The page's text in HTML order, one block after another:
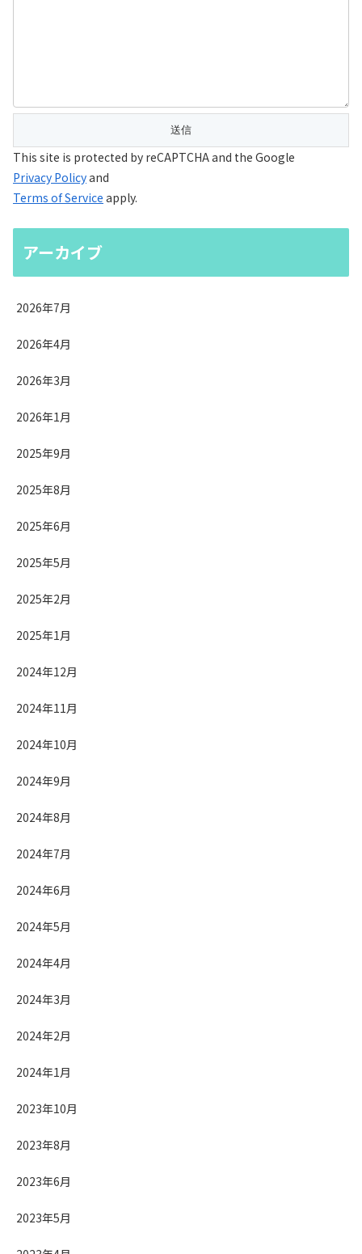
This site is protected by reCAPTCHA and the Google
Privacy Policyand
Terms of Service apply.
アーカイブ
2026年7月
2026年4月
2026年3月
2026年1月
2025年9月
2025年8月
2025年6月
2025年5月
2025年2月
2025年1月
2024年12月
2024年11月
2024年10月
2024年9月
2024年8月
2024年7月
2024年6月
2024年5月
2024年4月
2024年3月
2024年2月
2024年1月
2023年10月
2023年8月
2023年6月
2023年5月